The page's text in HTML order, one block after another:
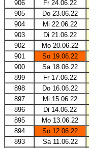
906
Fr 24.06.22
905
Do 23.06.22
904
Mi 22.06.22
903
Di 21.06.22
902
Mo 20.06.22
901
So 19.06.22
900
Sa 18.06.22
899
Fr 17.06.22
898
Do 16.06.22
897
Mi 15.06.22
896
Di 14.06.22
895
Mo 13.06.22
894
So 12.06.22
893
Sa 11.06.22